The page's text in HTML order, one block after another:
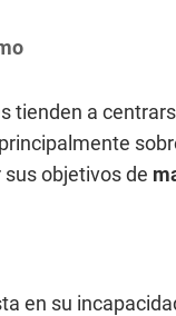
tienden a
objetivos de
en su